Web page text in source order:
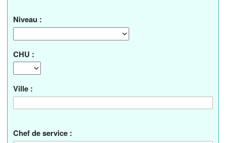
Niveau :
CHU :
Ville :
Chef de service :